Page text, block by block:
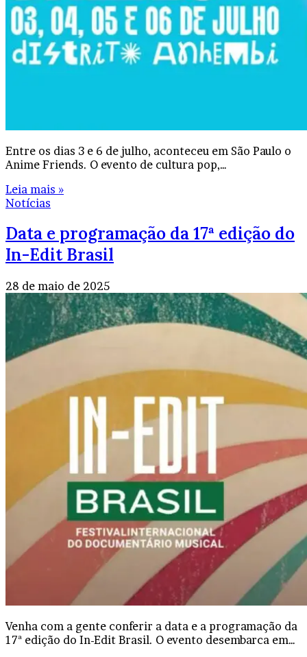
Entre os dias 3 e 6 de julho, aconteceu em São Paulo o
Anime Friends. O evento de cultura pop,…
Leia mais »
Notícias
Data e programação da 17ª edição do
In-Edit Brasil
28 de maio de 2025
Venha com a gente conferir a data e a programação da
17ª edição do In-Edit Brasil. O evento desembarca em…